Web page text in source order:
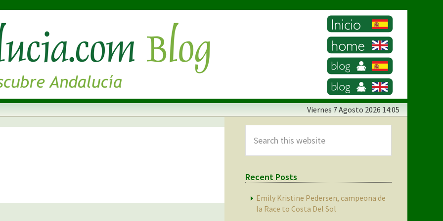
Viernes 7 Agosto 2026 14:05
Sidebar
this
website
Recent Posts
Emily Kristine Pedersen, campeona de
la Race to Costa Del Sol